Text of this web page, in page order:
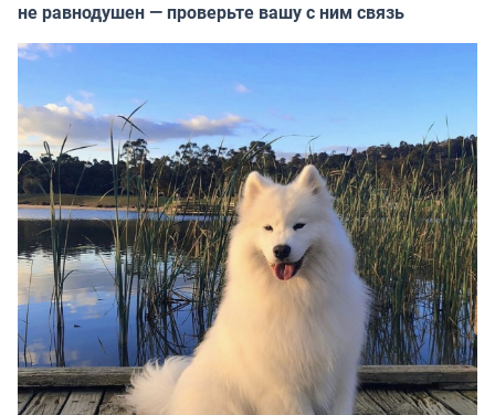
не равнодушен — проверьте вашу с ним связь